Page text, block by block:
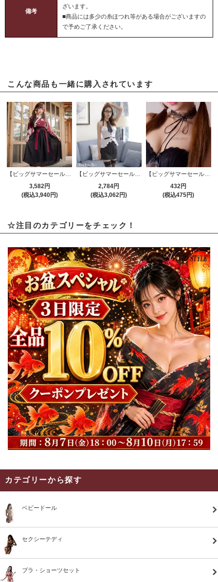
備考
ざいます。
■商品には多少の糸ほつれ等がある場合がございますの
で予めご了承ください。
こんな商品も一緒に購入されています
【ビッグサマーセール対象品】セクシーコスプレ(SEXYCOSPLAY) 936
3,582円
(税込3,940円)
【ビッグサマーセール対象品】セクシーコスプレ(SEXYCOSPLAY) 873
2,784円
(税込3,062円)
【ビッグサマーセール対象品】アクセサリー(ACCESSORY) 034bk
432円
(税込475円)
☆注目のカテゴリーをチェック！
カテゴリーから探す
ベビードール
セクシーテディ
ブラ・ショーツセット